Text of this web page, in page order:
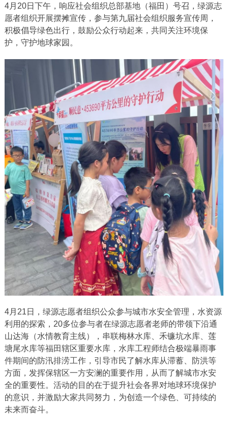
4月20日下午，响应社会组织总部基地（福田）号召，绿源志
愿者组织开展摆摊宣传，参与第九届社会组织服务宣传周，
积极倡导绿色出行，鼓励公众行动起来，共同关注环境保
护，守护地球家园。
4月21日，绿源志愿者组织公众参与城市水安全管理，水资源
利用的探索，20多位参与者在绿源志愿者老师的带领下沿通
山达海（水情教育主线），串联梅林水库、禾镰坑水库、莲
塘尾水库等福田辖区重要水库，水库工程师结合极端暴雨事
件期间的防汛排涝工作，引导市民了解水库从滞蓄、防洪等
方面，发挥保辖区一方安澜的重要作用，从而了解城市水安
全的重要性。活动的目的在于提升社会各界对地球环境保护
的意识，并激励大家共同努力，为创造一个绿色、可持续的
未来而奋斗。